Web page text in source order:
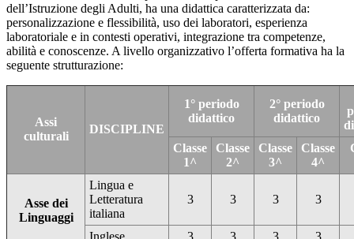
dell’Istruzione degli Adulti, ha una didattica caratterizzata da:
personalizzazione e flessibilità, uso dei laboratori, esperienza
laboratoriale e in contesti operativi, integrazione tra competenze,
abilità e conoscenze. A livello organizzativo l’offerta formativa ha la
seguente strutturazione:
Assi
culturali
DISCIPLINE
1° periodo
didattico
2° periodo
didattico
Classe
1^
Classe
2^
Classe
3^
Classe
4^
Asse dei
Linguaggi
Lingua e
Letteratura
italiana
3 3 3 3
Inglese 3 3 3
3